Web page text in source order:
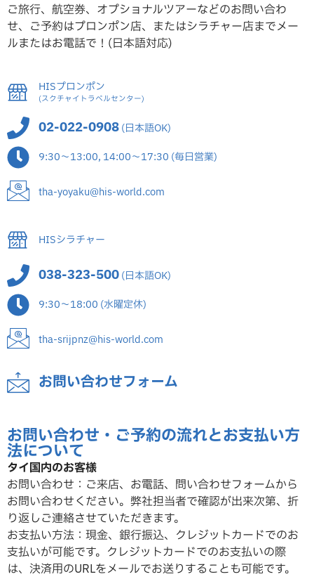
ご旅行、航空券、オプショナルツアーなどのお問い合わ
せ、ご予約はプロンポン店、またはシラチャー店までメー
ルまたはお電話で！(日本語対応)
HISプロンポン
(スクチャイトラベルセンター)
02-022-0908(日本語OK)
9:30～13:00, 14:00～17:30 (毎日営業)
tha-yoyaku@his-world.com
HISシラチャー
038-323-500(日本語OK)
9:30～18:00 (水曜定休)
tha-srijpnz@his-world.com
お問い合わせフォーム
お問い合わせ・ご予約の流れとお支払い方
法について
タイ国内のお客様
お問い合わせ：ご来店、お電話、問い合わせフォームから
お問い合わせください。弊社担当者で確認が出来次第、折
り返しご連絡させていただきます。
お支払い方法：現金、銀行振込、クレジットカードでのお
支払いが可能です。クレジットカードでのお支払いの際
は、決済用のURLをメールでお送りすることも可能です。